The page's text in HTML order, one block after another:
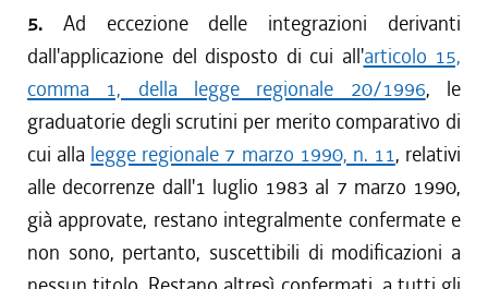
5. Ad eccezione delle integrazioni derivanti
dall'applicazione del disposto di cui all'articolo 15,
comma 1, della legge regionale 20/1996, le
graduatorie degli scrutini per merito comparativo di
cui alla legge regionale 7 marzo 1990, n. 11, relativi
alle decorrenze dall'1 luglio 1983 al 7 marzo 1990,
già approvate, restano integralmente confermate e
non sono, pertanto, suscettibili di modificazioni a